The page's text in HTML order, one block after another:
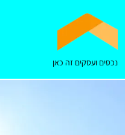
נכסים ועסקים זה כאן